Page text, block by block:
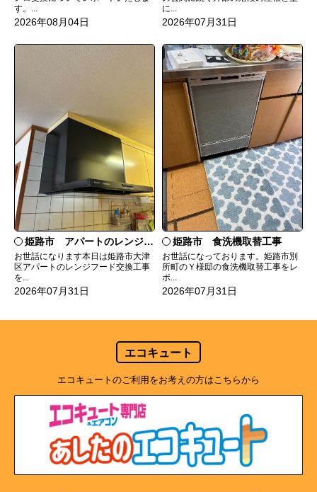
す。...
2026年08月04日
に...
2026年07月31日
姫路市 アパートのレンジフード交換
お世話になります本日は姫路市大津
区アパートのレンジフード交換工事
を...
2026年07月31日
姫路市 食洗機取替工事
お世話になっております。姫路市別
所町のＹ様邸の食洗機取替工事をレ
ポ...
2026年07月31日
エコキュート
エコキュートのご利用をお考えの方はこちらから